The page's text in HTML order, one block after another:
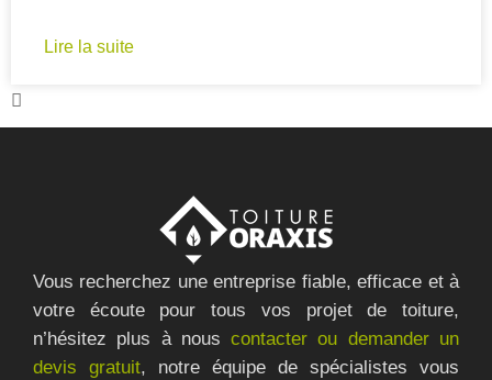
Lire la suite
Vous recherchez une entreprise fiable, efficace et à
votre écoute pour tous vos projet de toiture,
n’hésitez plus à nouscontacter ou demander un
devis gratuit, notre équipe de spécialistes vous